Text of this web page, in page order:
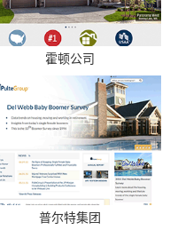
霍顿公司
普尔特集团